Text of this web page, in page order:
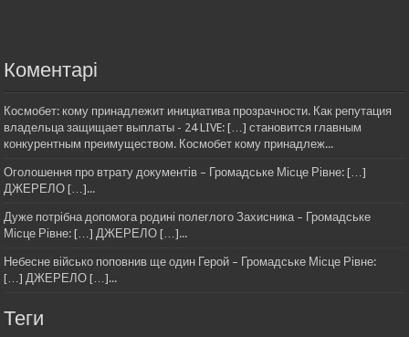
Коментарі
Космобет: кому принадлежит инициатива прозрачности. Как репутация
владельца защищает выплаты - 24 LIVE: […] становится главным
конкурентным преимуществом. Космобет кому принадлеж...
Оголошення про втрату документів – Громадське Місце Рівне: […]
ДЖЕРЕЛО […]...
Дуже потрібна допомога родині полеглого Захисника – Громадське
Місце Рівне: […] ДЖЕРЕЛО […]...
Небесне військо поповнив ще один Герой – Громадське Місце Рівне:
[…] ДЖЕРЕЛО […]...
Теги